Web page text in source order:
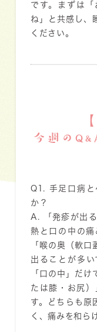
です。まずは
ね」と共感し、
ください。
今週の
Q1. 手足口病と
か？
A. 「発疹が出
熱と口の中の痛
「喉の奥（軟
出ることが多
「口の中」だけ
たは膝・お尻
す。どちらも原
く、痛みを和ら